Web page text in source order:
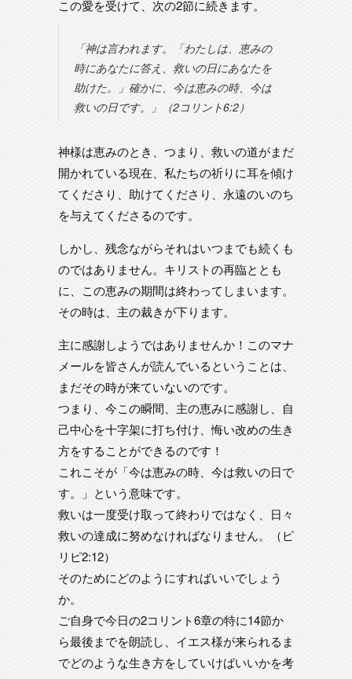
この愛を受けて、次の2節に続きます。
「神は言われます。「わたしは、恵みの
時にあなたに答え、救いの日にあなたを
助けた。」確かに、今は恵みの時、今は
救いの日です。」（2コリント6:2）
神様は恵みのとき、つまり、救いの道がまだ
開かれている現在、私たちの祈りに耳を傾け
てくださり、助けてくださり、永遠のいのち
を与えてくださるのです。
しかし、残念ながらそれはいつまでも続くも
のではありません。キリストの再臨ととも
に、この恵みの期間は終わってしまいます。
その時は、主の裁きが下ります。
主に感謝しようではありませんか！このマナ
メールを皆さんが読んでいるということは、
まだその時が来ていないのです。
つまり、今この瞬間、主の恵みに感謝し、自
己中心を十字架に打ち付け、悔い改めの生き
方をすることができるのです！
これこそが「今は恵みの時、今は救いの日で
す。」という意味です。
救いは一度受け取って終わりではなく、日々
救いの達成に努めなければなりません。（ピ
リピ2:12）
そのためにどのようにすればいいでしょう
か。
ご自身で今日の2コリント6章の特に14節か
ら最後までを朗読し、イエス様が来られるま
でどのような生き方をしていけばいいかを考